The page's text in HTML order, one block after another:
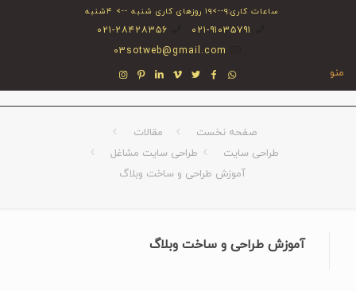
ساعات کاری:۹-->۱۹ روزهای کاری شنبه --> ۴شنبه
۰۲۱-۹۱۰۳۵۷۹۱
۰۲۱-۲۸۴۲۸۳۵۶
03sotweb@gmail.com
منو
صفحه نخست
مقالات
طراحی سایت
طراحی سایت مشاغل
آموزش طراحی و ساخت وبلاگ
آموزش طراحی و ساخت وبلاگ